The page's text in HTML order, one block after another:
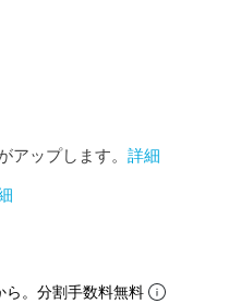
アップします。詳細
ら。分割手数料無料